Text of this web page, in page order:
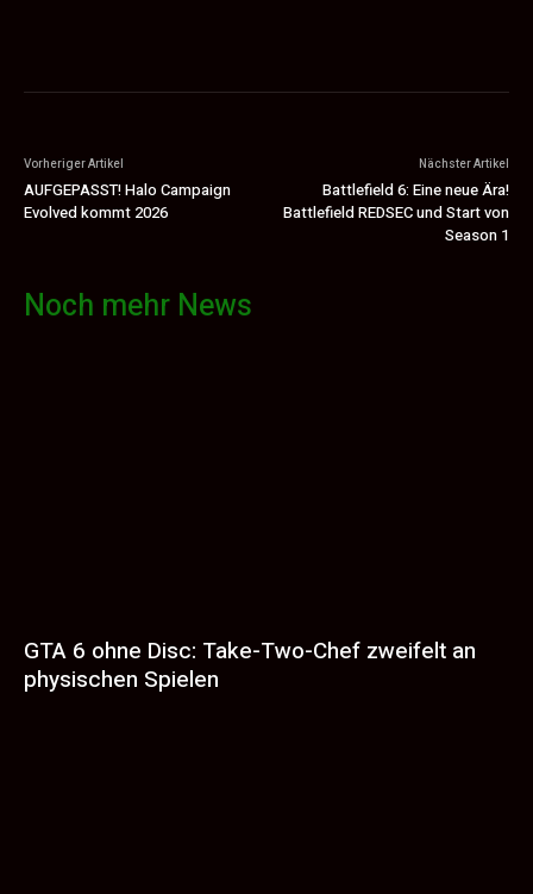
Vorheriger Artikel
AUFGEPASST! Halo Campaign
Evolved kommt 2026
Nächster Artikel
Battlefield 6: Eine neue Ära!
Battlefield REDSEC und Start von
Season 1
Noch mehr News
GTA 6 ohne Disc: Take-Two-Chef zweifelt an
physischen Spielen